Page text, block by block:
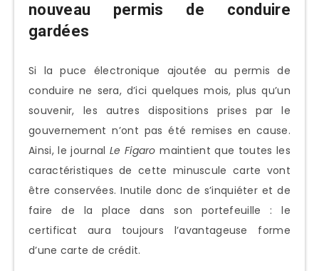
nouveau permis de conduire
gardées
Si la puce électronique ajoutée au permis de
conduire ne sera, d’ici quelques mois, plus qu’un
souvenir, les autres dispositions prises par le
gouvernement n’ont pas été remises en cause.
Ainsi, le journal Le Figaro maintient que toutes les
caractéristiques de cette minuscule carte vont
être conservées. Inutile donc de s’inquiéter et de
faire de la place dans son portefeuille : le
certificat aura toujours l’avantageuse forme
d’une carte de crédit.